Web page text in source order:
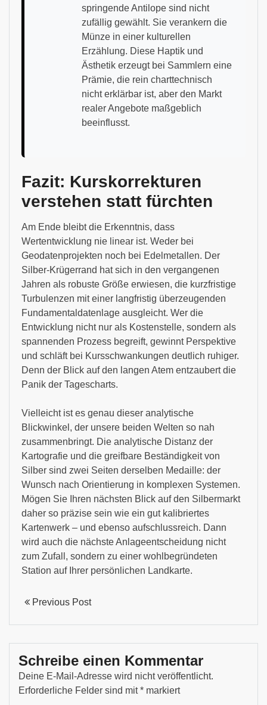
springende Antilope sind nicht
zufällig gewählt. Sie verankern die
Münze in einer kulturellen
Erzählung. Diese Haptik und
Ästhetik erzeugt bei Sammlern eine
Prämie, die rein charttechnisch
nicht erklärbar ist, aber den Markt
realer Angebote maßgeblich
beeinflusst.
Fazit: Kurskorrekturen
verstehen statt fürchten
Am Ende bleibt die Erkenntnis, dass
Wertentwicklung nie linear ist. Weder bei
Geodatenprojekten noch bei Edelmetallen. Der
Silber-Krügerrand hat sich in den vergangenen
Jahren als robuste Größe erwiesen, die kurzfristige
Turbulenzen mit einer langfristig überzeugenden
Fundamentaldatenlage ausgleicht. Wer die
Entwicklung nicht nur als Kostenstelle, sondern als
spannenden Prozess begreift, gewinnt Perspektive
und schläft bei Kursschwankungen deutlich ruhiger.
Denn der Blick auf den langen Atem entzaubert die
Panik der Tagescharts.
Vielleicht ist es genau dieser analytische
Blickwinkel, der unsere beiden Welten so nah
zusammenbringt. Die analytische Distanz der
Kartografie und die greifbare Beständigkeit von
Silber sind zwei Seiten derselben Medaille: der
Wunsch nach Orientierung in komplexen Systemen.
Mögen Sie Ihren nächsten Blick auf den Silbermarkt
daher so präzise sein wie ein gut kalibriertes
Kartenwerk – und ebenso aufschlussreich. Dann
wird auch die nächste Anlageentscheidung nicht
zum Zufall, sondern zu einer wohlbegründeten
Station auf Ihrer persönlichen Landkarte.
Previous Post
Schreibe einen Kommentar
Deine E-Mail-Adresse wird nicht veröffentlicht.
Erforderliche Felder sind mit* markiert